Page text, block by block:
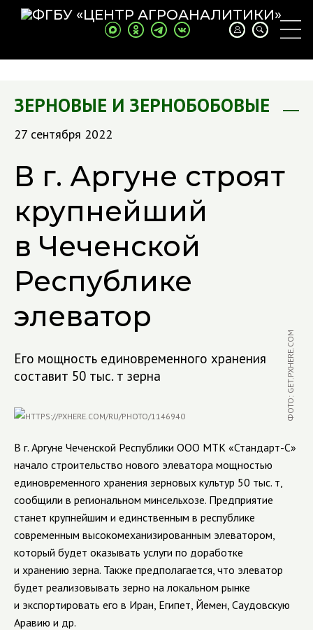
ЗЕРНОВЫЕ И ЗЕРНОБОБОВЫЕ
27 сентября 2022
В г. Аргуне строят
крупнейший
в Чеченской
Республике
элеватор
Его мощность единовременного хранения
составит 50 тыс. т зерна
ФОТО: GET.PXHERE.COM
В г. Аргуне Чеченской Республики ООО МТК «Стандарт-С»
начало строительство нового элеватора мощностью
единовременного хранения зерновых культур 50 тыс. т,
сообщили в региональном минсельхозе. Предприятие
станет крупнейшим и единственным в республике
современным высокомеханизированным элеватором,
который будет оказывать услуги по доработке
и хранению зерна. Также предполагается, что элеватор
будет реализовывать зерно на локальном рынке
и экспортировать его в Иран, Египет, Йемен, Саудовскую
Аравию и др.